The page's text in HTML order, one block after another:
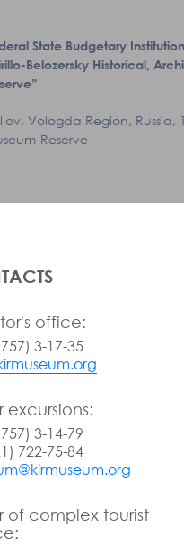
State Budgetary
Belozersky Historical,
Vologda Region, Russia,
Reserve
office:
3-17-35
excursions:
3-14-79
722-75-84
of complex tourist